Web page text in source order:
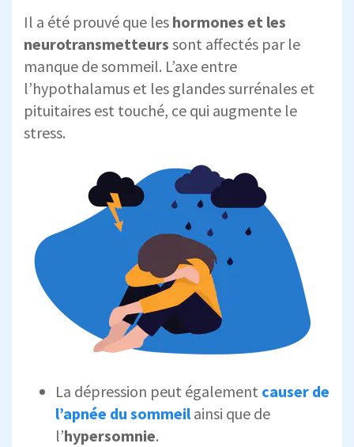
Il a été prouvé que les hormones et les
neurotransmetteurs sont affectés par le
manque de sommeil. L’axe entre
l’hypothalamus et les glandes surrénales et
pituitaires est touché, ce qui augmente le
stress.
La dépression peut également causer de
l’apnée du sommeil ainsi que de
l’hypersomnie.